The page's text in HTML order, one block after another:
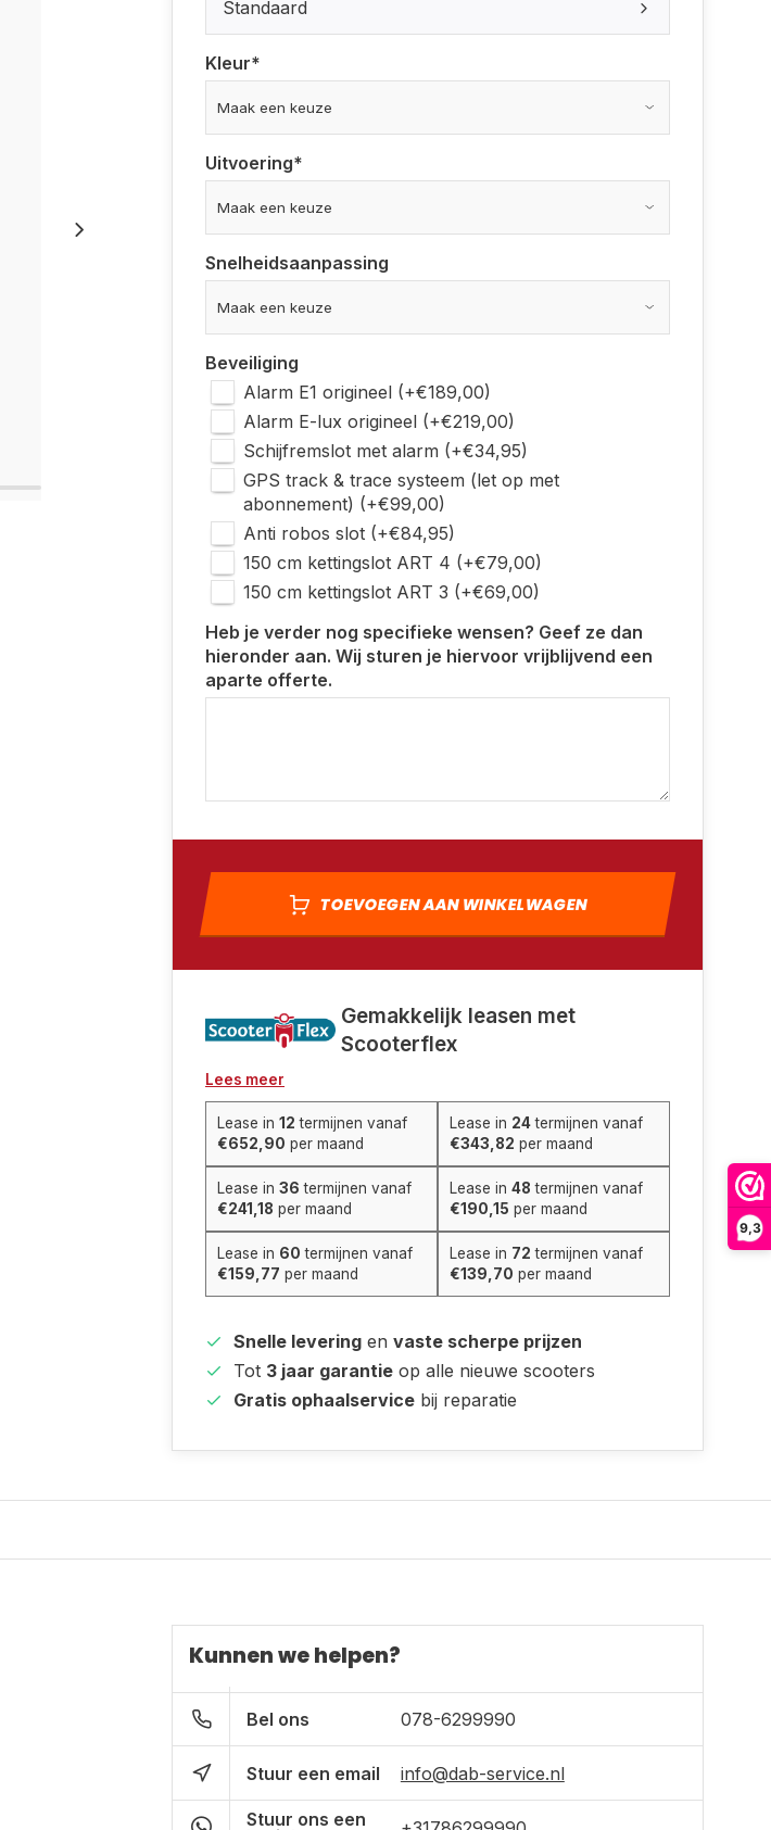
9,3
Standaard
Kleur*
Uitvoering*
Snelheidsaanpassing
Beveiliging
Alarm E1 origineel (+€189,00)
Alarm E-lux origineel (+€219,00)
Schijfremslot met alarm (+€34,95)
GPS track & trace systeem (let op met
abonnement) (+€99,00)
Anti robos slot (+€84,95)
150 cm kettingslot ART 4 (+€79,00)
150 cm kettingslot ART 3 (+€69,00)
Heb je verder nog specifieke wensen? Geef ze dan
hieronder aan. Wij sturen je hiervoor vrijblijvend een
aparte offerte.
TOEVOEGEN AAN WINKELWAGEN
Gemakkelijk leasen met
Scooterflex
Lees meer
Lease in 12 termijnen vanaf
€652,90 per maand
Lease in 24termijnen vanaf
€343,82 per maand
Lease in 36 termijnen vanaf
€241,18 per maand
Lease in 48 termijnen vanaf
€190,15 per maand
Lease in 60 termijnen vanaf
€159,77 per maand
Lease in 72 termijnen vanaf
€139,70 per maand
Snelle levering en vaste scherpe prijzen
Tot 3 jaar garantie op alle nieuwe scooters
Gratis ophaalservice bij reparatie
Kunnen we helpen?
Bel ons 078-6299990
Stuur een email info@dab-service.nl
Stuur ons een